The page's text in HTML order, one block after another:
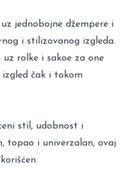
jednobojne džempere i
i stilizovanog izgleda.
uz rolke i sakoe za one
izgled čak i tokom
stil, udobnost i
topao i univerzalan, ovaj